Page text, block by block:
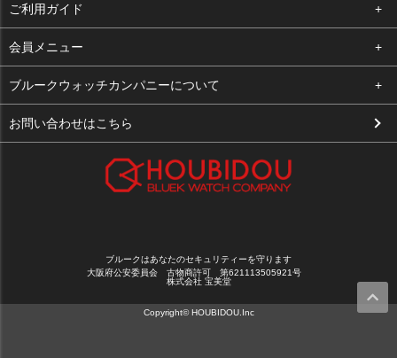
ご利用ガイド
よくある質問
支払い・送料
お客様の声
会員メニュー
ログイン
お気に入り
ブルークウォッチカンパニーについて
会社概要
お問い合わせはこちら
ブルークはあなたのセキュリティーを守ります
大阪府公安委員会 古物商許可 第621113505921号
株式会社 宝美堂
Copyright© HOUBIDOU.Inc